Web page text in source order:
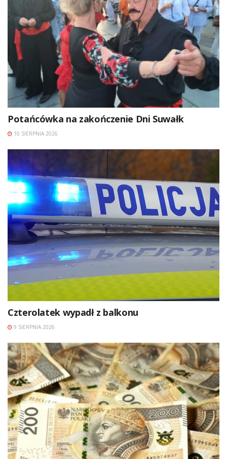
Potańcówka na zakończenie Dni Suwałk
10 SIERPNIA 2026
Czterolatek wypadł z balkonu
9 SIERPNIA 2026